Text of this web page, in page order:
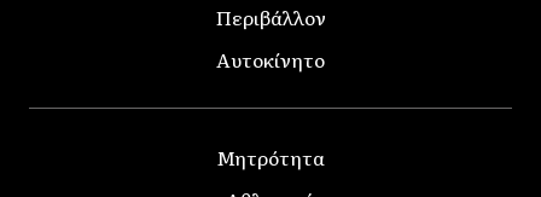
Περιβάλλον
Αυτοκίνητο
Μητρότητα